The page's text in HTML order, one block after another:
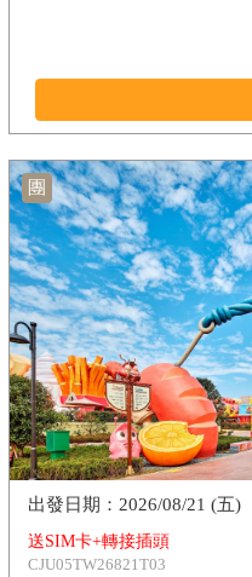
團
送SIM卡+轉接插頭
CJU05TW26821T03
2026/08/21 (五)